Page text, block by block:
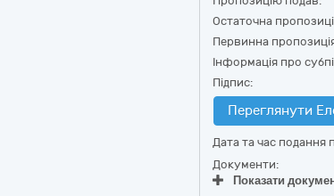
Остаточна
Первинна
Інформація про
Підпис:
Переглянути
Дата та час подання
Документи:
Показати